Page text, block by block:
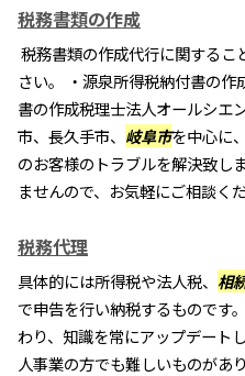
税務書類の作成
税務書類の作成代行に関する
さい。 ・源泉所得税納付書の
書の作成税理士法人オールシエ
市、長久手市、 岐阜市を中心に、
のお客様のトラブルを解決致し
ませんので、お気軽にご相談くだ
税務代理
具体的には所得税や法人税、 相
で申告を行い納税するものです
わり、知識を常にアップデート
人事業の方でも難しいものがあ